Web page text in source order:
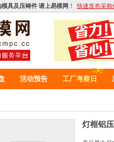
模具及压铸件 请上易模网 ！ 快速发布采购
活动预告 工厂考察日
灯框铝